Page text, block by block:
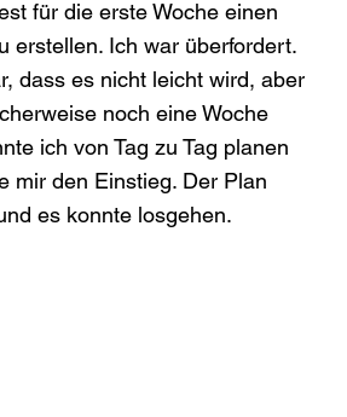
für die erste Woche einen
erstellen. Ich war überfordert.
dass es nicht leicht wird, aber
noch eine Woche
ich von Tag zu Tag planen
mir den Einstieg. Der Plan
es konnte losgehen.